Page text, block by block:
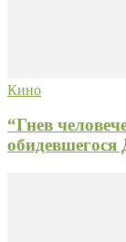
Кино
“Гнев
обидевшегося